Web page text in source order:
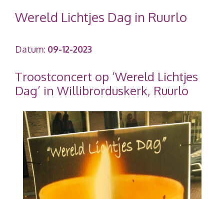
Wereld Lichtjes Dag in Ruurlo
Datum: 09-12-2023
Troostconcert op ‘Wereld Lichtjes
Dag’ in Willibrorduskerk, Ruurlo